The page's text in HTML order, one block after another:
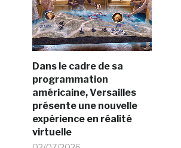
Dans le cadre de sa
programmation
américaine, Versailles
présente une nouvelle
expérience en réalité
virtuelle